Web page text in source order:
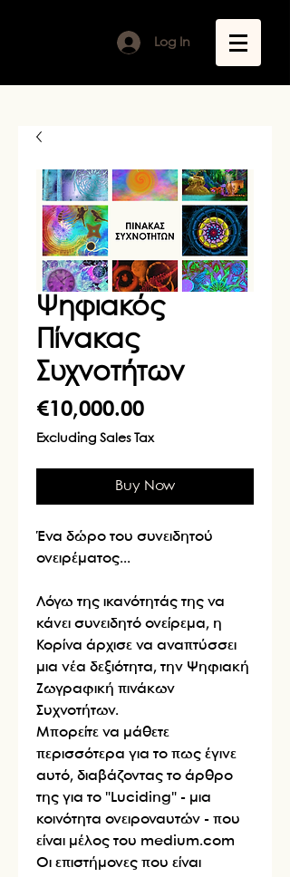
Log In
Ψηφιακός
Πίνακας
Συχνοτήτων
€10,000.00Price
Excluding Sales Tax
Buy Now
Ένα δώρο του συνειδητού
ονειρέματος...
Λόγω της ικανότητάς της να
κάνει συνειδητό ονείρεμα, η
Κορίνα άρχισε να αναπτύσσει
μια νέα δεξιότητα, την Ψηφιακή
Ζωγραφική πινάκων
Συχνοτήτων.
Μπορείτε να μάθετε
περισσότερα για το πως έγινε
αυτό, διαβάζοντας το άρθρο
της για το "Luciding" - μια
κοινότητα ονειροναυτών - που
είναι μέλος του medium.com
Οι επιστήμονες που είναι